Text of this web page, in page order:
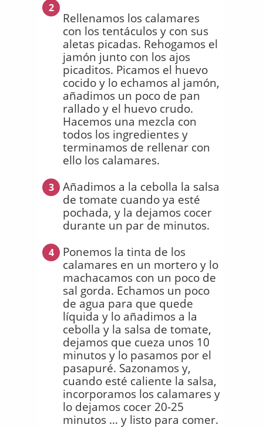
2
Rellenamos los calamares
con los tentáculos y con sus
aletas picadas. Rehogamos el
jamón junto con los ajos
picaditos. Picamos el huevo
cocido y lo echamos al jamón,
añadimos un poco de pan
rallado y el huevo crudo.
Hacemos una mezcla con
todos los ingredientes y
terminamos de rellenar con
ello los calamares.
3
Añadimos a la cebolla la salsa
de tomate cuando ya esté
pochada, y la dejamos cocer
durante un par de minutos.
4
Ponemos la tinta de los
calamares en un mortero y lo
machacamos con un poco de
sal gorda. Echamos un poco
de agua para que quede
líquida y lo añadimos a la
cebolla y la salsa de tomate,
dejamos que cueza unos 10
minutos y lo pasamos por el
pasapuré. Sazonamos y,
cuando esté caliente la salsa,
incorporamos los calamares y
lo dejamos cocer 20-25
minutos … y listo para comer.